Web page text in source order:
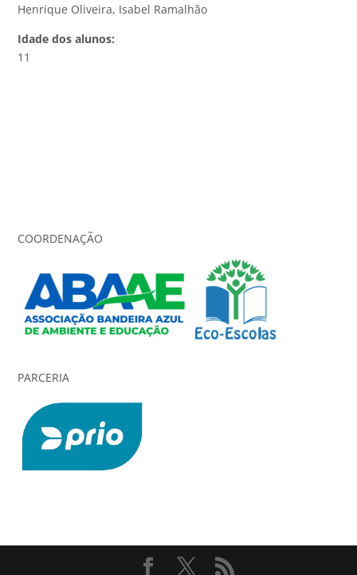
Henrique Oliveira, Isabel Ramalhão
Idade dos alunos:
11
COORDENAÇÃO
PARCERIA